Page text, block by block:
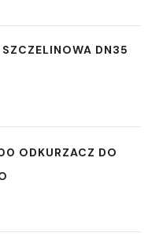
SZCZELINOWA DN35
ODKURZACZ DO